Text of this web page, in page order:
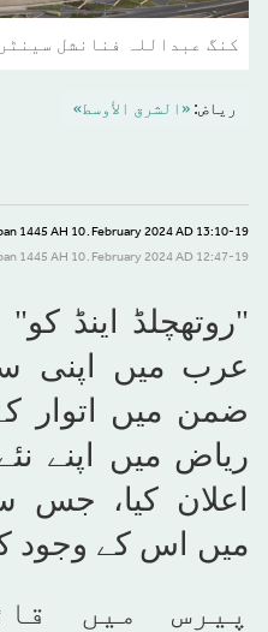
کنگ عبداللہ فنانشل
ریاض: «الشرق الأوسط»
13:10-19 February 2024 AD ـ 10 Sha’ban 1445 AH
12:47-19 February 2024 AD ـ 10 Sha’ban 1445 AH
"روتھچلڈ اینڈ
عرب میں اپنی
ضمن میں اتوار
ریاض میں اپنے
اعلان کیا،
میں اس کے وجود
پیرس میں